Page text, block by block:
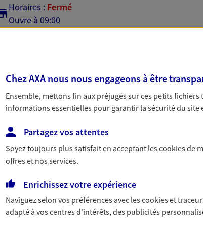
Horaires : Fermé
Ouvre à 09:00
N° Orias * (orias.fr) : EI ZIMMERMANN NICOLAS (07012770); EI SANDRI
(20004748)
Chez AXA nous nous engageons à être
Ensemble, mettons fin aux préjugés sur ces petits
informations essentielles pour garantir la sécurité du site
Partagez vos attentes
Soyez toujours plus satisfait en acceptant lescookiesde
offres et nos services.
Enrichissez votre expérience
Naviguez selon vos préférences avec lescookies et
adapté à vos centres d'intérêts, des publicités